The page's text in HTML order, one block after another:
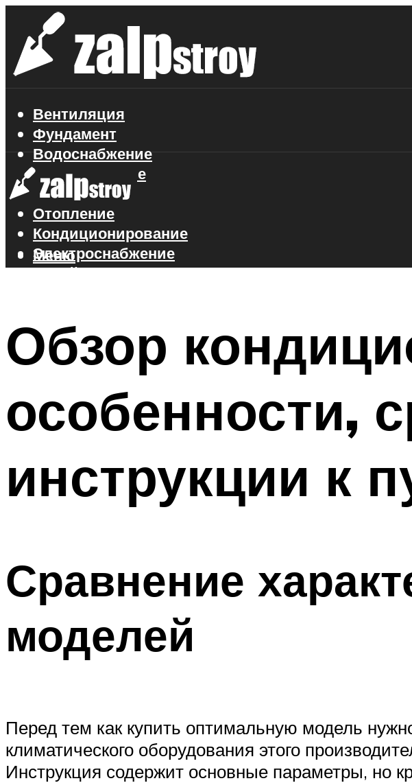
Вентиляция
Фундамент
Водоснабжение
Газоснабжение
Канализация
Отопление
Кондиционирование
Электроснабжение
Стройматериалы
Меню
Обзор
особенности,
инструкции к
Сравнение
моделей
Перед тем как купить оптимальную модель
климатического оборудования этого
Инструкция содержит основные параметры, но